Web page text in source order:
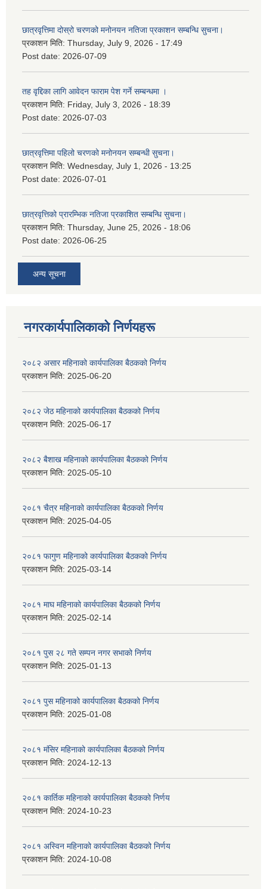
छात्रवृत्तिमा दोस्रो चरणको मनोनयन नतिजा प्रकाशन सम्बन्धि सुचना।
प्रकाशन मिति: Thursday, July 9, 2026 - 17:49
Post date: 2026-07-09
तह वृद्दिका लागि आवेदन फाराम पेश गर्ने सम्बन्धमा ।
प्रकाशन मिति: Friday, July 3, 2026 - 18:39
Post date: 2026-07-03
छात्रवृत्तिमा पहिलो चरणको मनोनयन सम्बन्धी सुचना।
प्रकाशन मिति: Wednesday, July 1, 2026 - 13:25
Post date: 2026-07-01
छात्रवृत्तिको प्रारम्भिक नतिजा प्रकाशित सम्बन्धि सुचना।
प्रकाशन मिति: Thursday, June 25, 2026 - 18:06
Post date: 2026-06-25
अन्य सूचना
नगरकार्यपालिकाकाे निर्णयहरू
२०८२ असार महिनाको कार्यपालिका बैठकको निर्णय
प्रकाशन मिति: 2025-06-20
२०८२ जेठ महिनाको कार्यपालिका बैठकको निर्णय
प्रकाशन मिति: 2025-06-17
२०८२ बैशाख महिनाको कार्यपालिका बैठकको निर्णय
प्रकाशन मिति: 2025-05-10
२०८१ चैत्र महिनाको कार्यपालिका बैठकको निर्णय
प्रकाशन मिति: 2025-04-05
२०८१ फागुण महिनाको कार्यपालिका बैठकको निर्णय
प्रकाशन मिति: 2025-03-14
२०८१ माघ महिनाको कार्यपालिका बैठकको निर्णय
प्रकाशन मिति: 2025-02-14
२०८१ पुस २८ गते सम्प‍न नगर सभाको निर्णय
प्रकाशन मिति: 2025-01-13
२०८१ पुस महिनाको कार्यपालिका बैठकको निर्णय
प्रकाशन मिति: 2025-01-08
२०८१ मंसिर महिनाको कार्यपालिका बैठकको निर्णय
प्रकाशन मिति: 2024-12-13
२०८१ कार्तिक महिनाको कार्यपालिका बैठकको निर्णय
प्रकाशन मिति: 2024-10-23
२०८१ अस्विन महिनाको कार्यपालिका बैठकको निर्णय
प्रकाशन मिति: 2024-10-08